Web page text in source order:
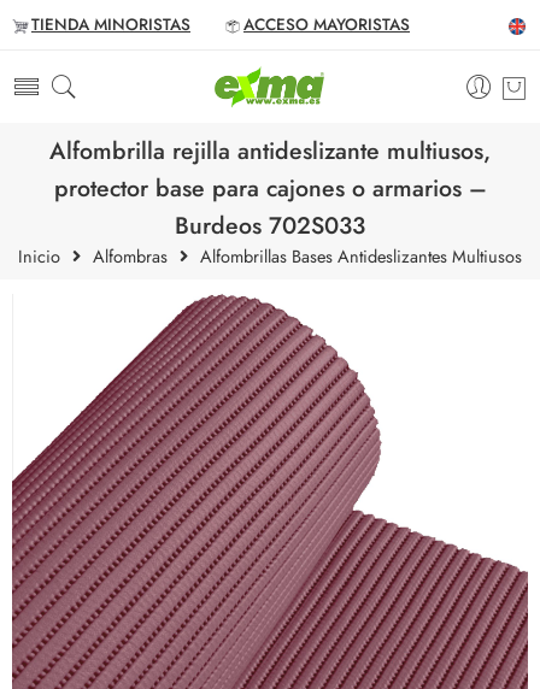
TIENDA MINORISTAS ACCESO MAYORISTAS
Alfombrilla rejilla antideslizante multiusos,
protector base para cajones o armarios –
Burdeos 702S033
Inicio Alfombras Alfombrillas Bases Antideslizantes Multiusos